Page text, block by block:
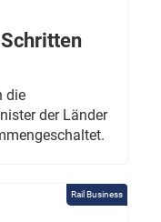
die
der Länder
Rail Business